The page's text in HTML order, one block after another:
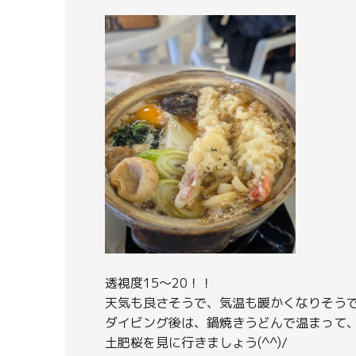
透視度15～20！！
天気も良さそうで、気温も暖かくなりそう
ダイビング後は、鍋焼きうどんで温まって
土肥桜を見に行きましょう(^^)/